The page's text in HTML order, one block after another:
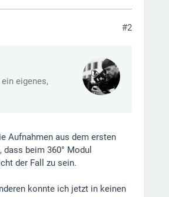
#2
eigenes,
Aufnahmen aus dem ersten
beim 360° Modul
der Fall zu sein.
konnte ich jetzt in keinen